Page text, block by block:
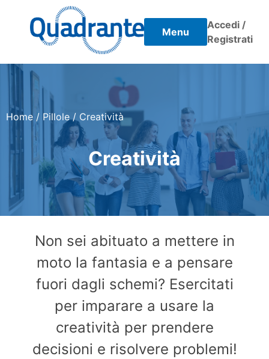
content
Menu
Accedi /
Registrati
Home / Pillole/ Creatività
Creatività
Non sei abituato a mettere in
moto la fantasia e a pensare
fuori dagli schemi? Esercitati
per imparare a usare la
creatività per prendere
decisioni e risolvere problemi!